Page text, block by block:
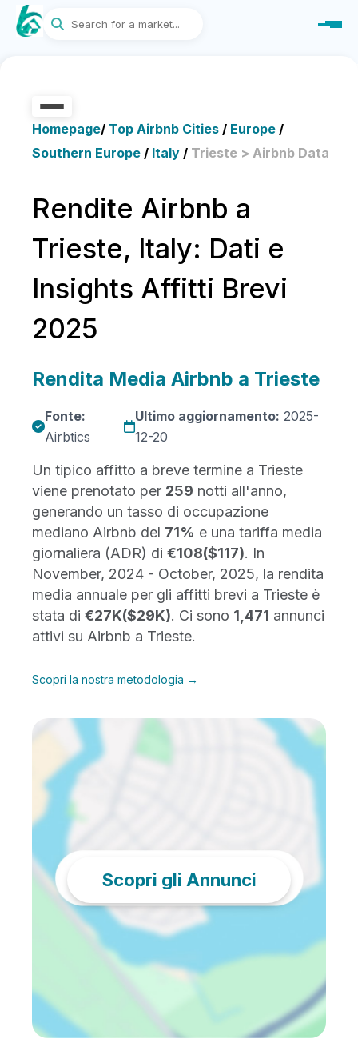
Homepage/ Top Airbnb Cities / Europe /
Southern Europe / Italy / Trieste > Airbnb Data
Rendite Airbnb a
Trieste, Italy: Dati e
Insights Affitti Brevi
2025
Rendita Media Airbnb a Trieste
Fonte:
Airbtics
Ultimo aggiornamento: 2025-
12-20
Un tipico affitto a breve termine a Trieste
viene prenotato per 259 notti all'anno,
generando un tasso di occupazione
mediano Airbnb del 71% e una tariffa media
giornaliera (ADR) di €108($117). In
November, 2024 - October, 2025, la rendita
media annuale per gli affitti brevi a Trieste è
stata di €27K($29K). Ci sono 1,471 annunci
attivi su Airbnb a Trieste.
Scopri la nostra metodologia →
Scopri gli Annunci